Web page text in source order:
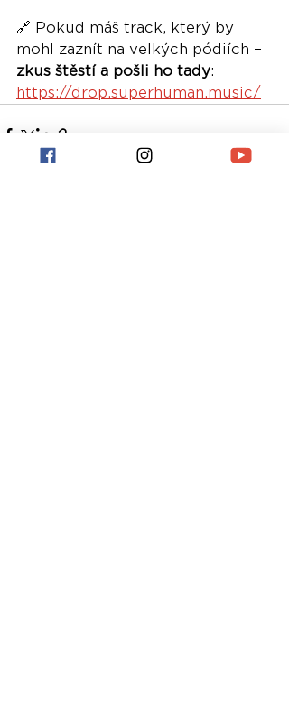
🔗 Pokud máš track, který by
mohl zaznít na velkých pódiích –
zkus štěstí a pošli ho tady:
https://drop.superhuman.music/